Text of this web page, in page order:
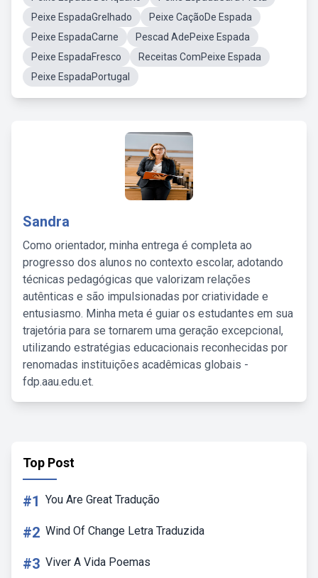
Peixe EspadaGrelhado
Peixe CaçãoDe Espada
Peixe EspadaCarne
Pescad AdePeixe Espada
Peixe EspadaFresco
Receitas ComPeixe Espada
Peixe EspadaPortugal
Sandra
Como orientador, minha entrega é completa ao
progresso dos alunos no contexto escolar, adotando
técnicas pedagógicas que valorizam relações
autênticas e são impulsionadas por criatividade e
entusiasmo. Minha meta é guiar os estudantes em sua
trajetória para se tornarem uma geração excepcional,
utilizando estratégias educacionais reconhecidas por
renomadas instituições acadêmicas globais -
fdp.aau.edu.et.
Top Post
#1 You Are Great Tradução
#2 Wind Of Change Letra Traduzida
#3 Viver A Vida Poemas